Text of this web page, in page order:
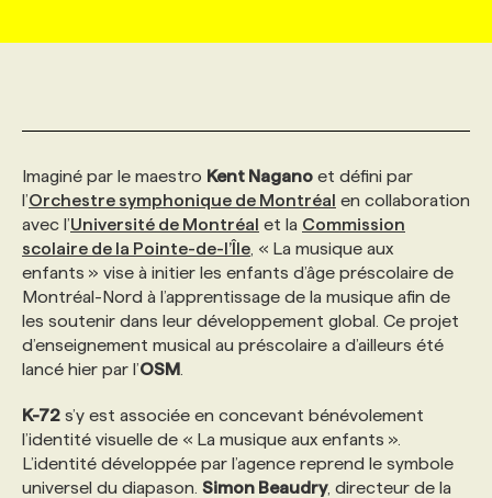
AFFAIRES DE L'INDUSTRIE
INITIATIVES NUMÉRIQUES
PRIX ET DISTINCTIONS
TENDANCES
WEB & MÉDIAS SOCIAUX
MARKETING DURABLE
GEO/SEO
INFOLETTRE PUBLICITÉ
ANNONCEZ AVEC NOUS
CONSULTER LA CVTHÈQUE
PROFIL ENTREPRISE
FAQ
ANNONCEZ AVEC NOUS
VOIR LES OFFRES
PROFIL CANDIDAT
FAQ
ANNONCEZ AVEC NOUS
NOS FORMATIONS EN LIGNE
NOS PARCOURS DE FORMATIONS
FORMATIONS PERSONNALISÉES
NOS FORMATEUR‧RICES
POURQUOI CHOISIR NOS FORMATIONS
NOS TARIFS
CHASSE DE TÊTE
SERVICE DE CHASSE DE TÊTE
NOS TARIFS
NOS EXPERTISES
FAQ
ANNONCEZ AVEC NOUS
Imaginé par le maestro Kent Nagano et défini par
l’Orchestre symphonique de Montréal en collaboration
avec l’Université de Montréal et la Commission
scolaire de la Pointe-de-l’Île , « La musique aux
enfants » vise à initier les enfants d’âge préscolaire de
Montréal-Nord à l’apprentissage de la musique afin de
les soutenir dans leur développement global. Ce projet
d’enseignement musical au préscolaire a d’ailleurs été
lancé hier par l’OSM
K-72 s’y est associée en concevant bénévolement
l’identité visuelle de « La musique aux enfants ».
L’identité développée par l’agence reprend le symbole
universel du diapason. Simon Beaudry, directeur de la